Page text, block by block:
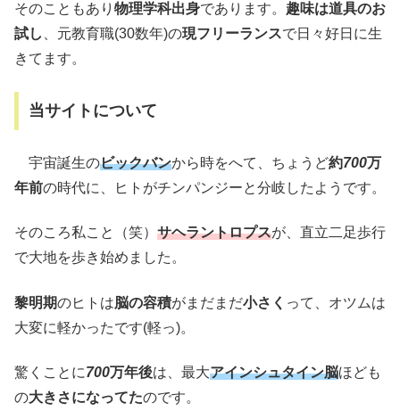
そのこともあり 物理学科出身であります。 趣味は道具のお
試し
、元教育職(30数年)の現フリーランスで日々好日に生
きてます。
当サイトについて
宇宙誕生のビックバンから時をへて、ちょうど約700万
年前の時代に、ヒトがチンパンジーと分岐したようです。
そのころ私こと（笑） サヘラントロプスが、直立二足歩行
で大地を歩き始めました。
黎明期のヒトは脳の容積がまだまだ小さく って、オツムは
大変に軽かったです(軽っ)。
驚くことに700万年後は、最大アインシュタイン脳ほども
の大きさになってたのです。